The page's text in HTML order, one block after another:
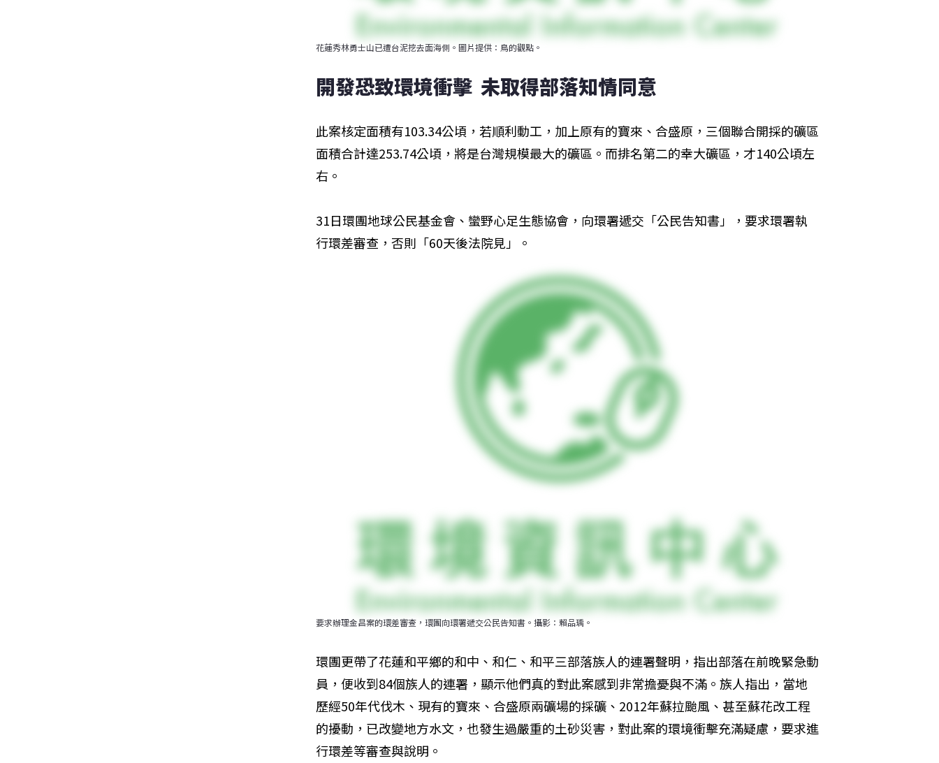
花蓮秀林勇士山已遭台泥挖去面海側。圖片提供：鳥的觀點。
開發恐致環境衝擊  未取得部落知情同意
此案核定面積有103.34公頃，若順利動工，加上原有的寶來、合盛原，三個聯合開採的礦區
面積合計達253.74公頃，將是台灣規模最大的礦區。而排名第二的幸大礦區，才140公頃左
右。
31日環團地球公民基金會、蠻野心足生態協會，向環署遞交「公民告知書」，要求環署執
行環差審查，否則「60天後法院見」。
要求辦理金昌案的環差審查，環團向環署遞交公民告知書。攝影：賴品瑀。
環團更帶了花蓮和平鄉的和中、和仁、和平三部落族人的連署聲明，指出部落在前晚緊急動
員，便收到84個族人的連署，顯示他們真的對此案感到非常擔憂與不滿。族人指出，當地
歷經50年代伐木、現有的寶來、合盛原兩礦場的採礦、2012年蘇拉颱風、甚至蘇花改工程
的擾動，已改變地方水文，也發生過嚴重的土砂災害，對此案的環境衝擊充滿疑慮，要求進
行環差等審查與說明。